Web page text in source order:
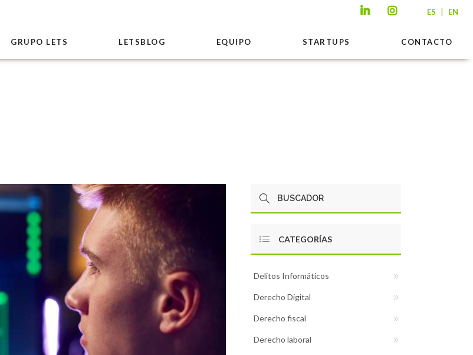
ES | EN
GRUPO LETS LETSBLOG EQUIPO STARTUPS CONTACTO
CATEGORÍAS
Delitos Informáticos
Derecho Digital
Derecho fiscal
Derecho laboral